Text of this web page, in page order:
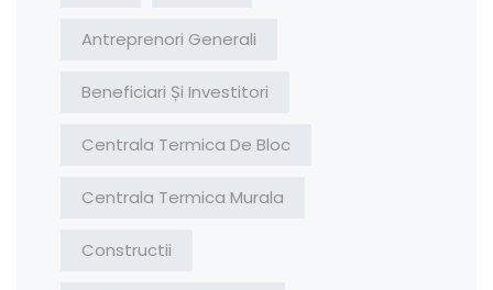
Antreprenori Generali
Beneficiari Și Investitori
Centrala Termica De Bloc
Centrala Termica Murala
Constructii